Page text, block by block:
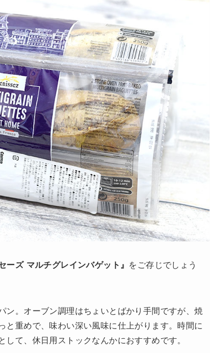
ーズ マルチグレインバゲット』 をご存じでしょう
ン。オーブン調理はちょいとばかり手間ですが、焼
と重めで、味わい深い風味に仕上がります。時間に
て、休日用ストックなんかにおすすめです。